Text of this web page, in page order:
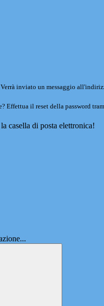
Verrà inviato un messaggio
Effettua il reset della password
casella di posta elettronica!